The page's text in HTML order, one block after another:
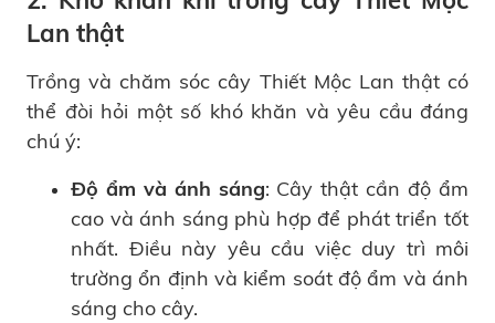
Lan thật
Trồng và chăm sóc cây Thiết Mộc Lan thật có
thể đòi hỏi một số khó khăn và yêu cầu đáng
chú ý:
Độ ẩm và ánh sáng: Cây thật cần độ ẩm
cao và ánh sáng phù hợp để phát triển tốt
nhất. Điều này yêu cầu việc duy trì môi
trường ổn định và kiểm soát độ ẩm và ánh
sáng cho cây.